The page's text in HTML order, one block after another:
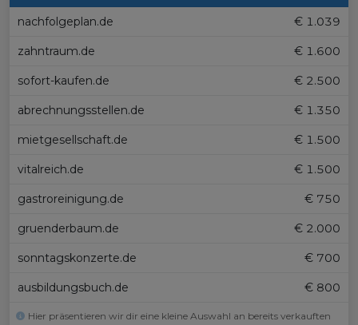
nachfolgeplan.de € 1.039
zahntraum.de € 1.600
sofort-kaufen.de € 2.500
abrechnungsstellen.de € 1.350
mietgesellschaft.de € 1.500
vitalreich.de € 1.500
gastroreinigung.de € 750
gruenderbaum.de € 2.000
sonntagskonzerte.de € 700
ausbildungsbuch.de € 800
Hier präsentieren wir dir eine kleine Auswahl an bereits verkauften